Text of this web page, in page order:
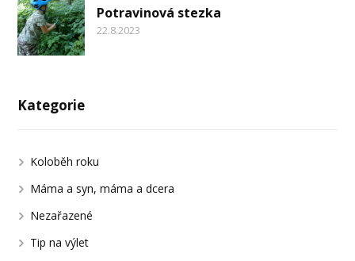
Potravinová stezka
22.8.2023
Kategorie
Koloběh roku
Máma a syn, máma a dcera
Nezařazené
Tip na výlet